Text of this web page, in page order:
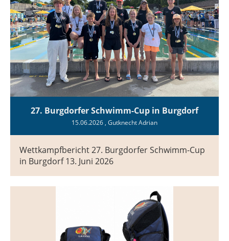
27. Burgdorfer Schwimm-Cup in Burgdorf
15.06.2026 , Gutknecht Adrian
Wettkampfbericht 27. Burgdorfer Schwimm-Cup
in Burgdorf 13. Juni 2026